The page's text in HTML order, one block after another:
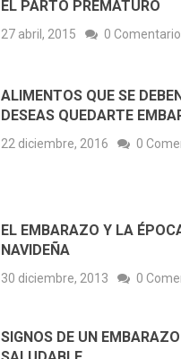
EL PARTO PREMATURO
27 abril, 2015 0
ALIMENTOS QUE SE
DESEAS QUEDARTE
22 diciembre, 2016 0
EL EMBARAZO Y LA
NAVIDEÑA
30 diciembre, 2013 0
SIGNOS DE UN EMBARAZO